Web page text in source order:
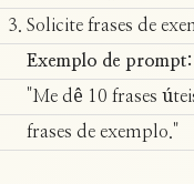
Solicite frases de
Exemplo de prompt:
"Me dê 10 frases
frases de exemplo."